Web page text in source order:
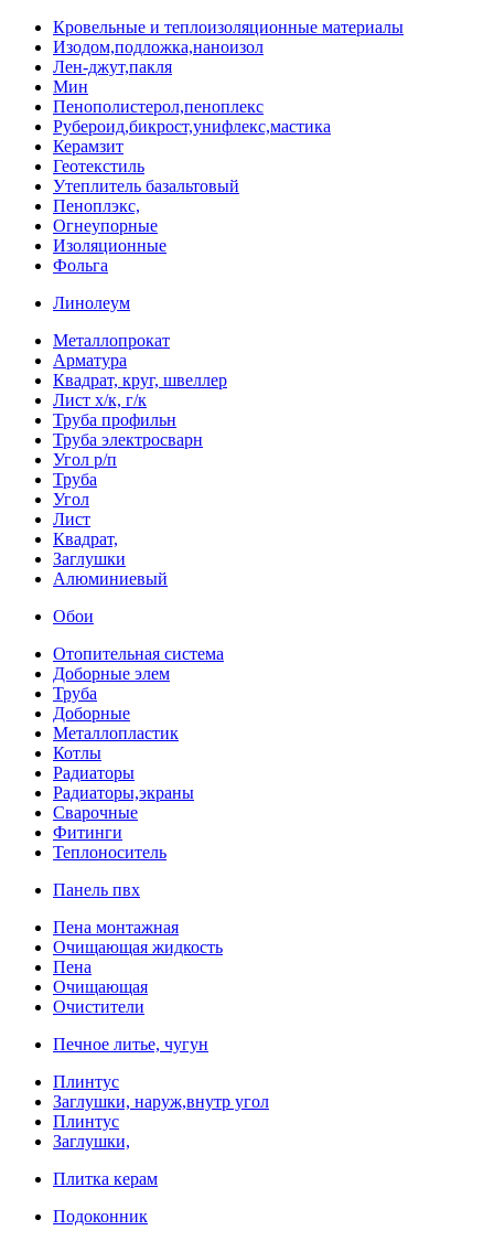
Кровельные и теплоизоляционные материалы
Изодом,подложка,наноизол
Лен-джут,пакля
Мин
Пенополистерол,пеноплекс
Рубероид,бикрост,унифлекс,мастика
Керамзит
Геотекстиль
Утеплитель базальтовый
Пеноплэкс,
Огнеупорные
Изоляционные
Фольга
Линолеум
Металлопрокат
Арматура
Квадрат, круг, швеллер
Лист х/к, г/к
Труба профильн
Труба электросварн
Угол р/п
Труба
Угол
Лист
Квадрат,
Заглушки
Алюминиевый
Обои
Отопительная система
Доборные элем
Труба
Доборные
Металлопластик
Котлы
Радиаторы
Радиаторы,экраны
Сварочные
Фитинги
Теплоноситель
Панель пвх
Пена монтажная
Очищающая жидкость
Пена
Очищающая
Очистители
Печное литье, чугун
Плинтус
Заглушки, наруж,внутр угол
Плинтус
Заглушки,
Плитка керам
Подоконник